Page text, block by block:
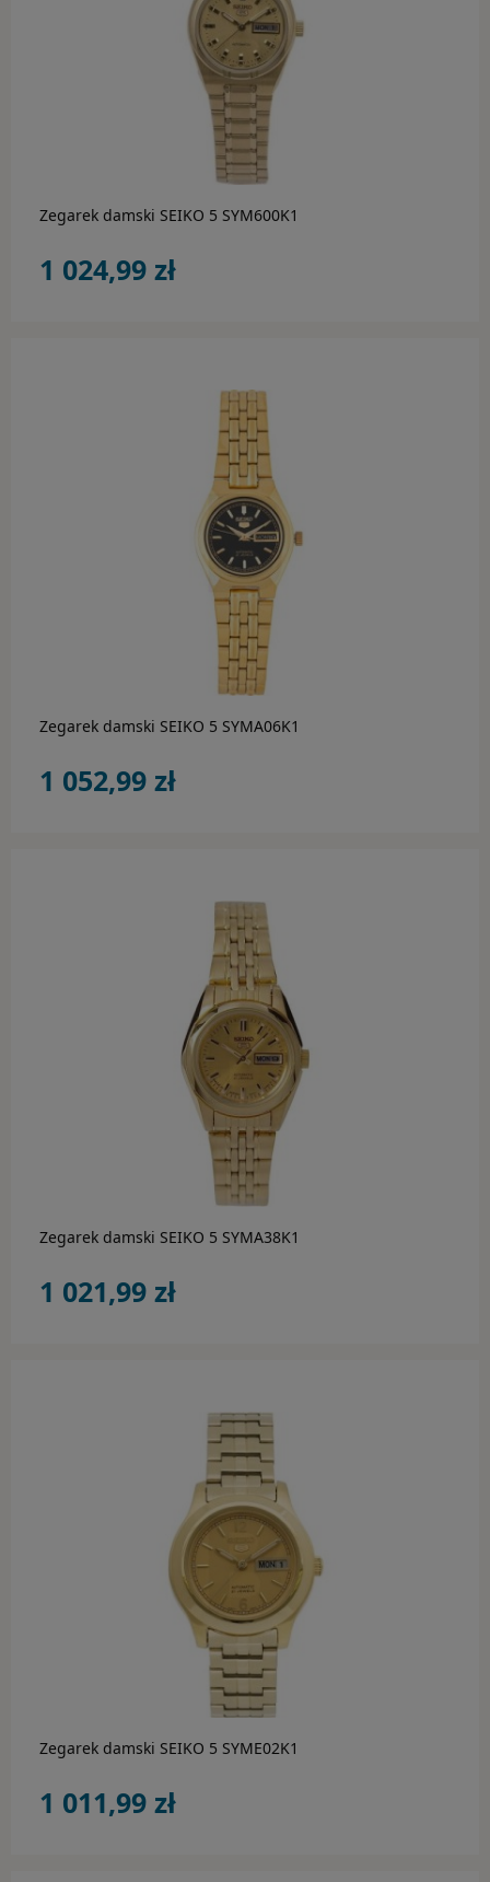
Diesel
Morellato
Bossart
Save Brave
Thomas Sabo
Michael Kors
Marc Malone
Inne marki
Guess
Hugo Boss
Tommy Hilfiger
Daniel Wellington
Emporio Armani
Tamaris
Rebel & Rose
Luminox
Lacoste
Calvin Klein
Rothenschild
BESTSELLER
Paski i bransolety do zegarków
Zegarek damski SEIKO 5 SYM600K1
1 024,99 zł
do koszyka
Zegarek damski SEIKO 5 SYMA06K1
1 052,99 zł
do koszyka
Zegarek damski SEIKO 5 SYMA38K1
1 021,99 zł
do koszyka
Zegarek damski SEIKO 5 SYME02K1
1 011,99 zł
do koszyka